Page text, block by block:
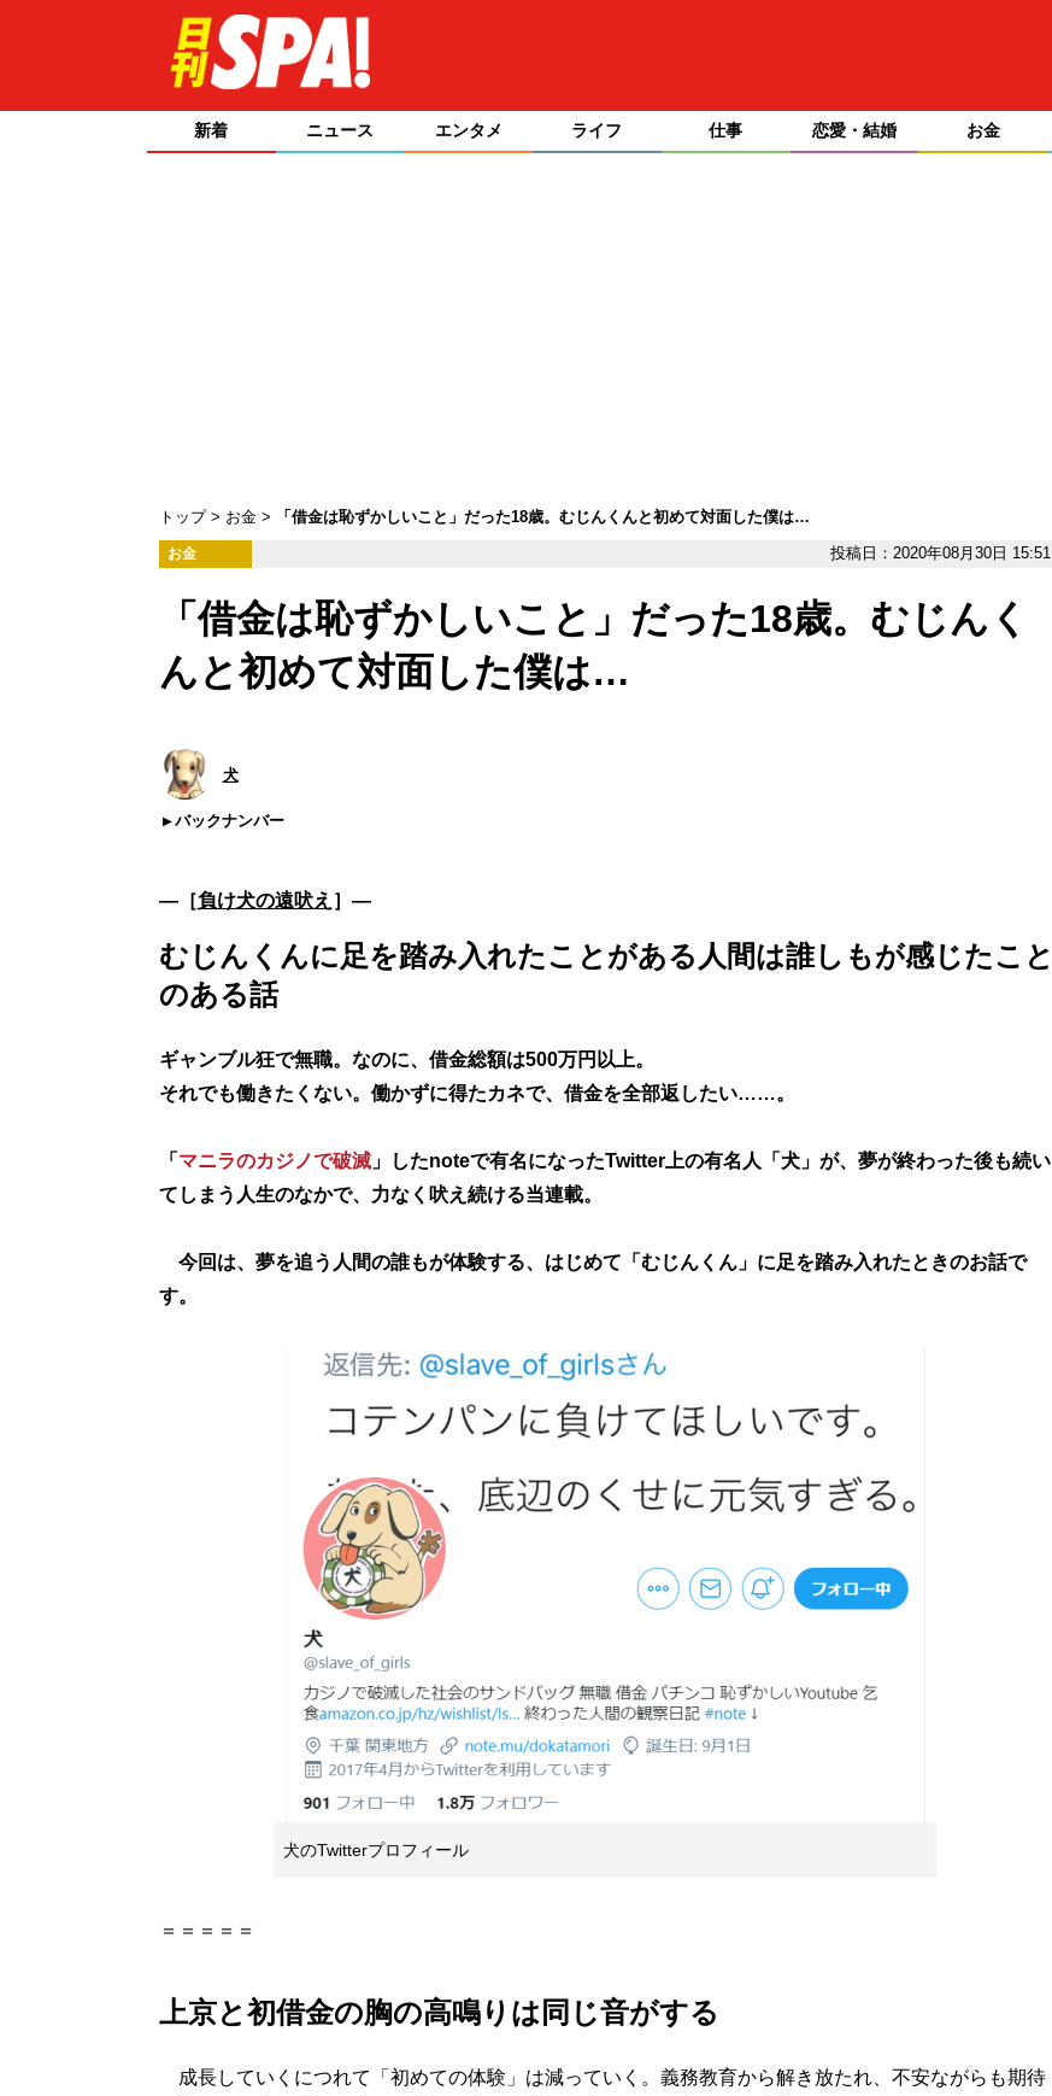
新着 ニュース エンタメ ライフ 仕事 恋愛・結婚 お金
トップ お金 「借金は恥ずかしいこと」だった18歳。むじんくんと初めて対面した僕は…
お金 投稿日：2020年08月30日 15:51
「借金は恥ずかしいこと」だった18歳。むじんく
んと初めて対面した僕は…
犬
バックナンバー
―［負け犬の遠吠え ］―
むじんくんに足を踏み入れたことがある人間は誰しもが感じたこと
のある話
ギャンブル狂で無職。なのに、借金総額は500万円以上。
それでも働きたくない。働かずに得たカネで、借金を全部返したい……。
「 マニラのカジノで破滅」したnoteで有名になったTwitter上の有名人「犬」が、夢が終わった後も続い
てしまう人生のなかで、力なく吠え続ける当連載。
今回は、夢を追う人間の誰もが体験する、はじめて「むじんくん」に足を踏み入れたときのお話で
す。
犬のTwitterプロフィール
＝＝＝＝＝
上京と初借金の胸の高鳴りは同じ音がする
成長していくにつれて「初めての体験」は減っていく。義務教育から解き放たれ、不安ながらも期待